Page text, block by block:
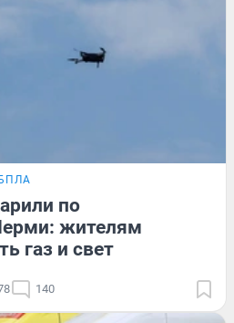
по
жителям
газ и свет
140